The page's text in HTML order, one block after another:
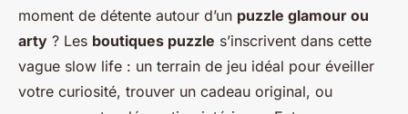
moment de détente autour d’un puzzle glamour ou
arty ? Les boutiques puzzle s’inscrivent dans cette
vague slow life : un terrain de jeu idéal pour éveiller
votre curiosité, trouver un cadeau original, ou